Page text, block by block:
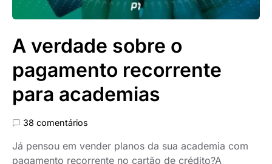
A verdade sobre o
pagamento recorrente
para academias
38 comentários
Já pensou em vender planos da sua academia com
pagamento recorrente no cartão de crédito?A